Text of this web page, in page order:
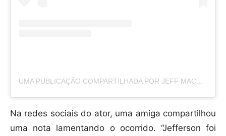
UMA PUBLICAÇÃO COMPARTILHADA POR JEFF MACHADO (@JEFFMACHADOCOSTA)
Na redes sociais do ator, uma amiga compartilhou
uma nota lamentando o ocorrido. “Jefferson foi